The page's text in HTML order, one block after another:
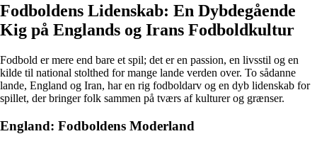
Fodboldens Lidenskab: En Dybdegående
Kig på Englands og Irans Fodboldkultur
Fodbold er mere end bare et spil; det er en passion, en livsstil og en
kilde til national stolthed for mange lande verden over. To sådanne
lande, England og Iran, har en rig fodboldarv og en dyb lidenskab for
spillet, der bringer folk sammen på tværs af kulturer og grænser.
England: Fodboldens Moderland